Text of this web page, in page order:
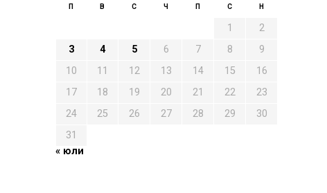
П В С Ч П С Н
1
2
3
4 5 6 7 8
9
10
11 12 13 14 15
16
17
18 19 20 21 22
23
24
25 26 27 28 29
30
31
« юли